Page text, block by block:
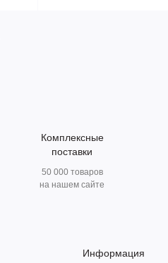
Комплексные
поставки
50 000 товаров
на нашем сайте
Информация